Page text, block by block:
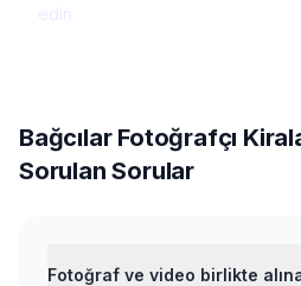
Bağcılar Fotoğrafçı
Sorulan Sorular
Fotoğraf ve video birlikte